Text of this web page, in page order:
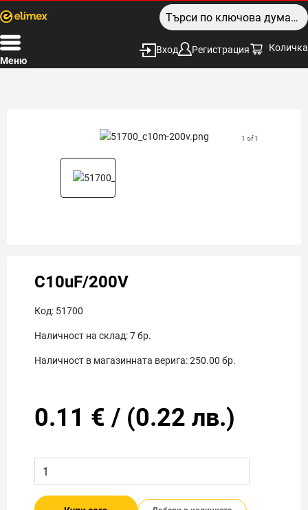
Меню
Вход Регистрация Количка
1 of 1
C10uF/200V
Код: 51700
Наличност на склад:7бр.
Наличност в магазинната верига:250.00 бр.
0.11 € / (0.22 лв.)